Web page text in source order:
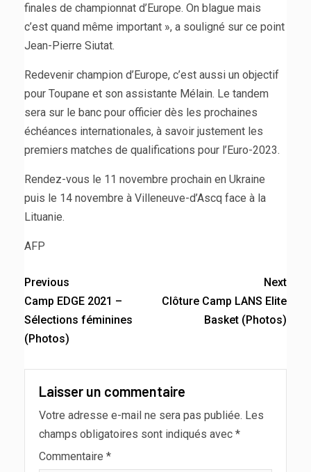
finales de championnat d’Europe. On blague mais
c’est quand même important », a souligné sur ce point
Jean-Pierre Siutat.
Redevenir champion d’Europe, c’est aussi un objectif
pour Toupane et son assistante Mélain. Le tandem
sera sur le banc pour officier dès les prochaines
échéances internationales, à savoir justement les
premiers matches de qualifications pour l’Euro-2023.
Rendez-vous le 11 novembre prochain en Ukraine
puis le 14 novembre à Villeneuve-d’Ascq face à la
Lituanie.
AFP
Previous
Camp EDGE 2021 –
Sélections féminines
(Photos)
Next
Clôture Camp LANS Elite
Basket (Photos)
Laisser un commentaire
Votre adresse e-mail ne sera pas publiée. Les
champs obligatoires sont indiqués avec *
Commentaire *